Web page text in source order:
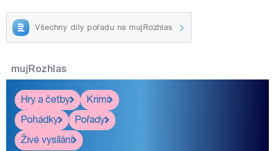
Všechny díly pořadu na mujRozhlas
mujRozhlas
Hry a četby
Krimi
Pohádky
Pořady
Živé vysílání